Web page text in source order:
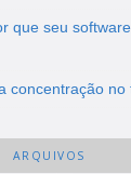
que seu
concentração no
ARQUIVOS